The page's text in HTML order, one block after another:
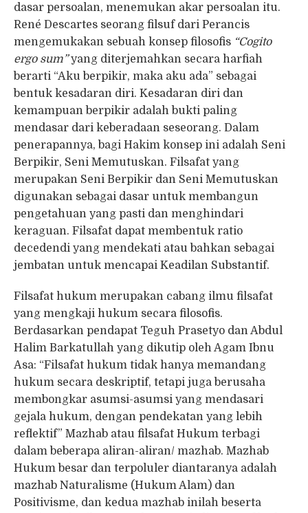
dasar persoalan, menemukan akar persoalan itu.
René Descartes seorang filsuf dari Perancis
mengemukakan sebuah konsep filosofis “Cogito
ergo sum”yang diterjemahkan secara harfiah
berarti “Aku berpikir, maka aku ada” sebagai
bentuk kesadaran diri. Kesadaran diri dan
kemampuan berpikir adalah bukti paling
mendasar dari keberadaan seseorang. Dalam
penerapannya, bagi Hakim konsep ini adalah Seni
Berpikir, Seni Memutuskan. Filsafat yang
merupakan Seni Berpikir dan Seni Memutuskan
digunakan sebagai dasar untuk membangun
pengetahuan yang pasti dan menghindari
keraguan. Filsafat dapat membentuk ratio
decedendi yang mendekati atau bahkan sebagai
jembatan untuk mencapai Keadilan Substantif.
Filsafat hukum merupakan cabang ilmu filsafat
yang mengkaji hukum secara filosofis.
Berdasarkan pendapat Teguh Prasetyo dan Abdul
Halim Barkatullah yang dikutip oleh Agam Ibnu
Asa: “Filsafat hukum tidak hanya memandang
hukum secara deskriptif, tetapi juga berusaha
membongkar asumsi-asumsi yang mendasari
gejala hukum, dengan pendekatan yang lebih
reflektif” Mazhab atau filsafat Hukum terbagi
dalam beberapa aliran-aliran/ mazhab. Mazhab
Hukum besar dan terpoluler diantaranya adalah
mazhab Naturalisme (Hukum Alam) dan
Positivisme, dan kedua mazhab inilah beserta